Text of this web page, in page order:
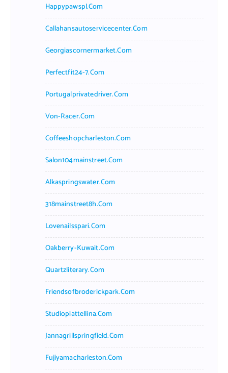
Happypawspl.com
Callahansautoservicecenter.com
Georgiascornermarket.com
Perfectfit24-7.com
Portugalprivatedriver.com
Von-Racer.com
Coffeeshopcharleston.com
Salon104mainstreet.com
Alkaspringswater.com
318mainstreet8h.com
Lovenailsspari.com
Oakberry-Kuwait.com
Quartzliterary.com
Friendsofbroderickpark.com
Studiopiattellina.com
Jannagrillspringfield.com
Fujiyamacharleston.com